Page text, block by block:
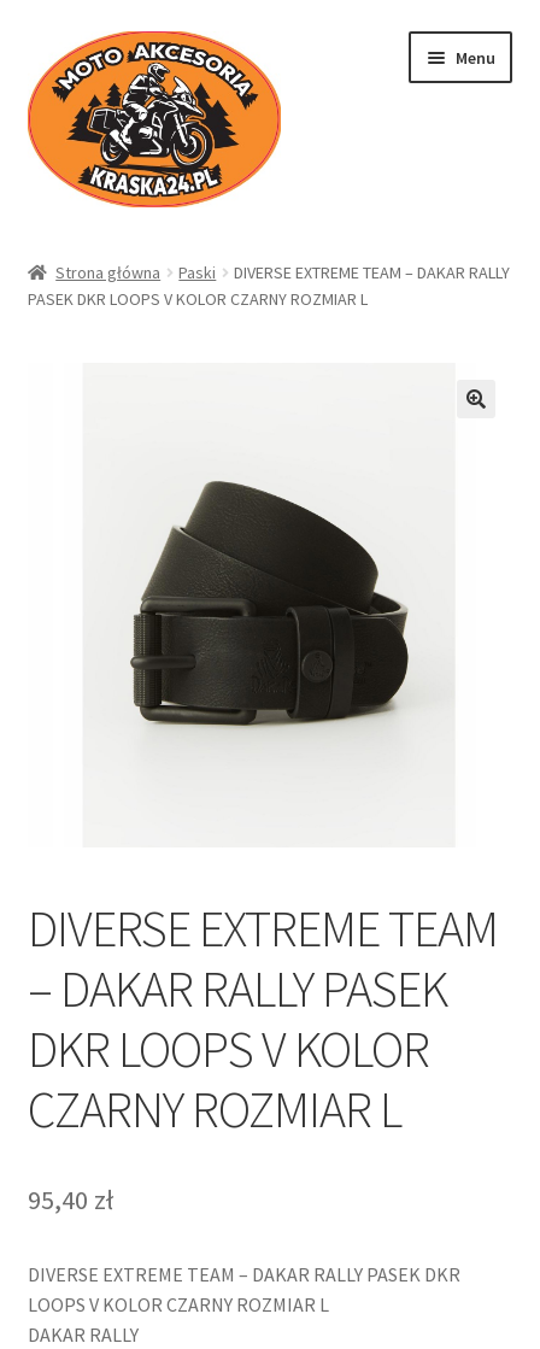
Przejdź
do
nawigacji
Przejdź
do
treści
Menu
Sklep
Polityka prywatności
Strona główna Paski
DIVERSE EXTREME TEAM – DAKAR RALLY
PASEK DKR LOOPS V KOLOR CZARNY ROZMIAR L
DIVERSE EXTREME TEAM
– DAKAR RALLY PASEK
DKR LOOPS V KOLOR
CZARNY ROZMIAR L
95,40 zł
DIVERSE EXTREME TEAM – DAKAR RALLY PASEK DKR
LOOPS V KOLOR CZARNY ROZMIAR L
DAKAR RALLY